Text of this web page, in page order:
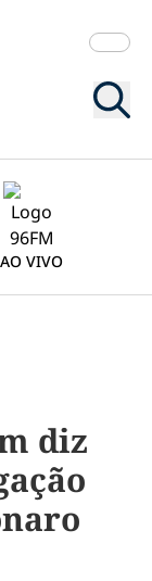
AO VIVO
diz